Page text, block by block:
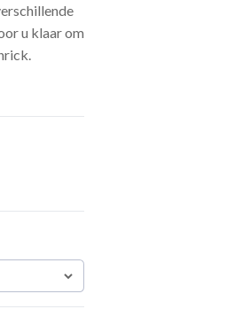
u klaar om